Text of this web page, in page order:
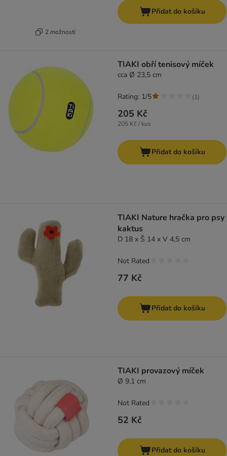
2 možností
Přidat do košíku
TIAKI obří tenisový míček
cca Ø 23,5 cm
205 Kč
205 Kč / kus
Rating: 1/5 (1)
Přidat do košíku
TIAKI Nature hračka pro psy
kaktus
D 18 x Š 14 x V 4,5 cm
77 Kč
Not Rated
Přidat do košíku
TIAKI provazový míček
Ø 9,1 cm
52 Kč
Not Rated
Přidat do košíku